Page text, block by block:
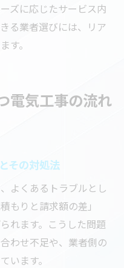
ズに応じたサービス内
る業者選びには、リア
す。
電気工事の流れ
その対処法
よくあるトラブルとし
もりと請求額の差」
れます。こうした問題
わせ不足や、業者側の
います。